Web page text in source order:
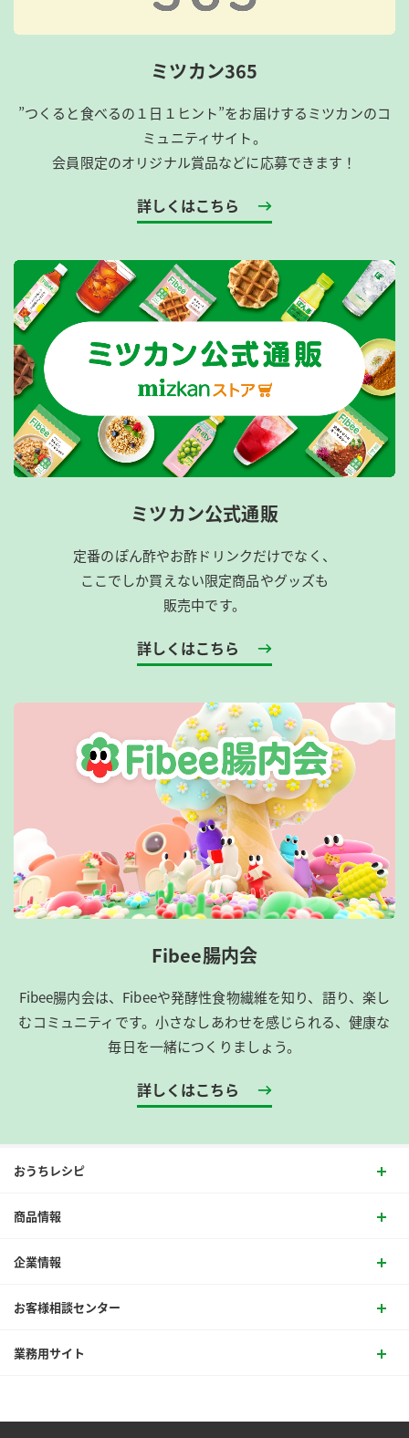
ミツカン365
”つくると食べるの１日１ヒント”をお届けするミツカンのコ
ミュニティサイト。
会員限定のオリジナル賞品などに応募できます！
詳しくはこちら
ミツカン公式通販
定番のぽん酢やお酢ドリンクだけでなく、
ここでしか買えない限定商品やグッズも
販売中です。
詳しくはこちら
Fibee腸内会
Fibee腸内会は、​Fibeeや発酵性食物繊維を知り、語り、楽し
むコミュニティです。​小さなしあわせを感じられる、健康な
毎日を一緒につくりましょう。
詳しくはこちら
おうちレシピ
商品情報
企業情報
お客様相談センター
業務用サイト